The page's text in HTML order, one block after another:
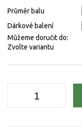
Průměr balu
Dárkové balení
Můžeme doručit do:
Zvolte variantu